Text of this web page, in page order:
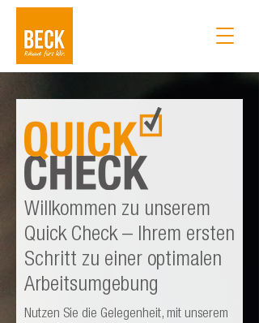
Willkommen zu unserem
Quick Check – Ihrem ersten
Schritt zu einer optimalen
Arbeitsumgebung
Nutzen Sie die Gelegenheit, mit unserem